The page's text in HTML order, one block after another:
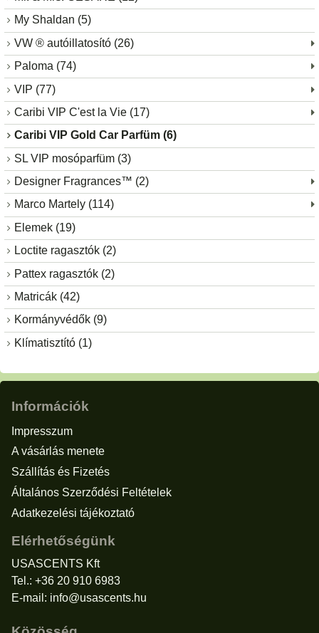
My Shaldan (5)
VW ® autóillatosító (26)
Paloma (74)
VIP (77)
Caribi VIP C'est la Vie (17)
Caribi VIP Gold Car Parfüm (6)
SL VIP mosóparfüm (3)
Designer Fragrances™ (2)
Marco Martely (114)
Elemek (19)
Loctite ragasztók (2)
Pattex ragasztók (2)
Matricák (42)
Kormányvédők (9)
Klímatisztító (1)
Információk
Impresszum
A vásárlás menete
Szállítás és Fizetés
Általános Szerződési Feltételek
Adatkezelési tájékoztató
Elérhetőségünk
USASCENTS Kft
Tel.: +36 20 910 6983
E-mail: info@usascents.hu